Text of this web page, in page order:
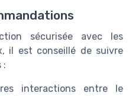
sécurisée avec les
il est conseillé de suivre
:
interactions entre le